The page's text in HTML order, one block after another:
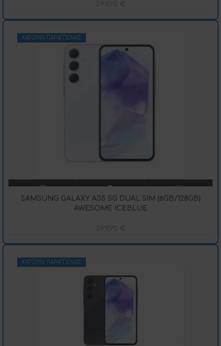
399,90 €
ΚΑΤΌΠΙΝ ΠΑΡΑΓΓΕΛΊΑΣ
SAMSUNG GALAXY A35 5G DUAL SIM (6GB/128GB)
AWESOME ICEBLUE
399,90 €
ΚΑΤΌΠΙΝ ΠΑΡΑΓΓΕΛΊΑΣ